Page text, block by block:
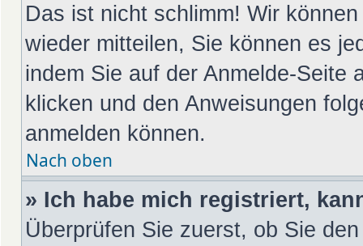
Das ist nicht schlimm! Wir
wieder mitteilen, Sie können es
indem Sie auf der Anmelde-Seite
klicken und den Anweisungen
anmelden können.
Nach oben
» Ich habe mich registriert,
Überprüfen Sie zuerst, ob Sie